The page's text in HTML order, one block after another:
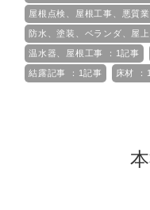
屋根点検、屋根工事、悪質
防水、塗装、ベランダ、屋
温水器、屋根工事 ：1記事
結露記事 ：1記事 床材 ：